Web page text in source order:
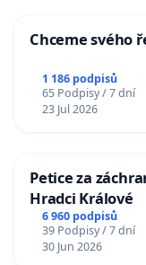
Chceme svého
1 186 podpisů
65 Podpisy / 7 dní
23 Jul 2026
Petice za
Hradci Králové
6 960 podpisů
39 Podpisy / 7 dní
30 Jun 2026